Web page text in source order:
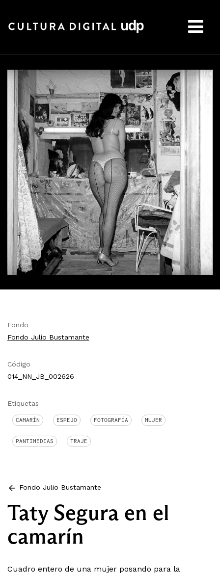
Fondo
Fondo Julio Bustamante
Código
014_NN_JB_002626
Etiquetas
CAMARÍN ESPEJO FOTOGRAFÍA MUJER
PANTIMEDIAS TRAJE
Fondo Julio Bustamante
Taty Segura en el
camarín
Cuadro entero de una mujer posando para la